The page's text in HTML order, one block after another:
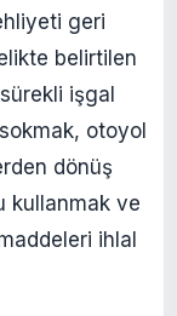
geri
belirtilen
işgal
otoyol
dönüş
kullanmak ve
ihlal